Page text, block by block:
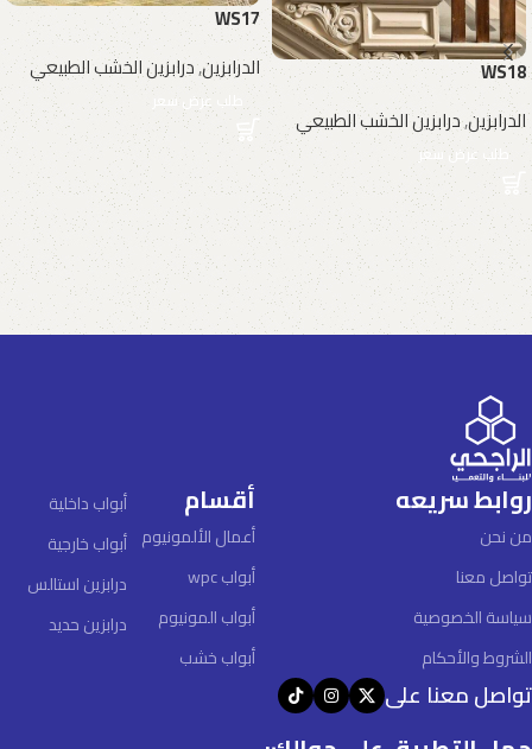
WS18
الدرابزين,درابزين الخشب الطبيعي
طلب عرض سعر
WS17
الدرابزين,درابزين الخشب الطبيعي
طلب عرض سعر
روابط سريعه
من نحن
تواصل معنا
سياسة الخصوصية
الشروط والأحكام
أقسام
أعمال الألمونيوم
أبواب wpc
أبواب المونيوم
أبواب خشب
أبواب داخلية
أبواب خارجية
درابزين استالس
درابزين حديد
تواصل معنا على